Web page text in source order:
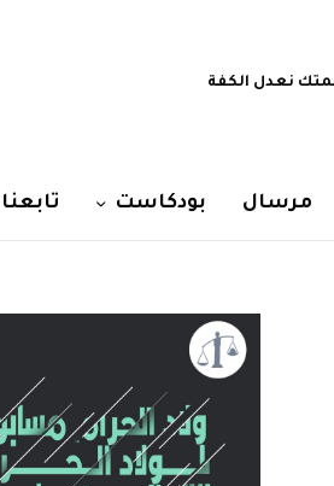
نعدل الكفة
مرسال بودكاست تابعنا